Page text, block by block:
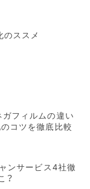
のススメ
ガフィルムの違い
のコツを徹底比較
ンサービス4社徹
？